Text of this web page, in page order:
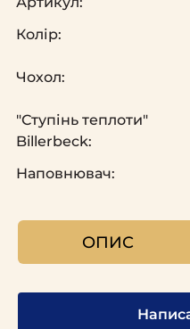
Колір:
Чохол:
"Ступінь теплоти"
Billerbeck:
Наповнювач:
ОПИС